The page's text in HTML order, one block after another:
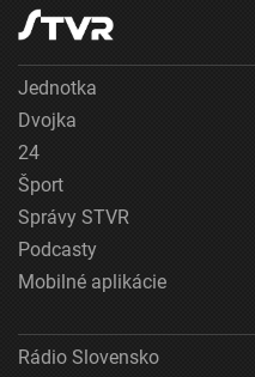
Jednotka
Dvojka
24
Šport
Správy STVR
Podcasty
Mobilné aplikácie
Rádio Slovensko